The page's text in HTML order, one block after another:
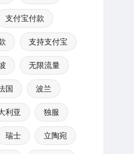
支付宝付款
支持支付宝
无限流量
国 波兰
利亚 独服
瑞士 立陶宛